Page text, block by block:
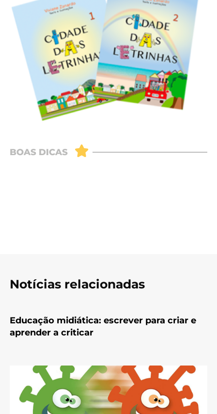
Notícias relacionadas
Educação midiática: escrever para criar e
aprender a criticar